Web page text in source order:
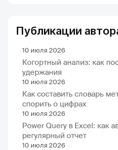
Публикации
10 июля 2026
Когортный анализ: как
удержания
10 июля 2026
Как составить словарь
спорить о цифрах
10 июля 2026
Power Query в Excel: как
регулярный отчет
10 июля 2026